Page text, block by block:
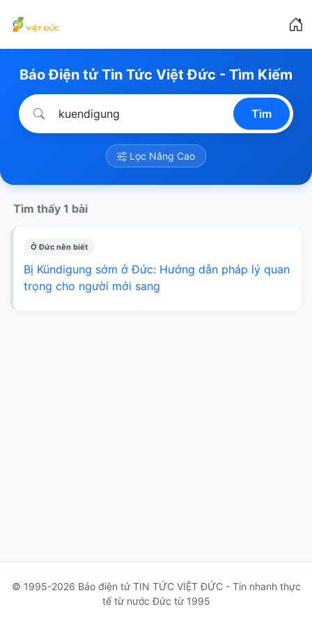
Báo Điện tử Tin Tức Việt Đức - Tìm Kiếm
Tìm
Lọc Nâng Cao
Tìm thấy 1 bài
Ở Đức nên biết
Bị Kündigung sớm ở Đức: Hướng dẫn pháp lý quan
trọng cho người mới sang
© 1995-2026 Báo điện tử TIN TỨC VIỆT ĐỨC - Tin nhanh thực
tế từ nước Đức từ 1995